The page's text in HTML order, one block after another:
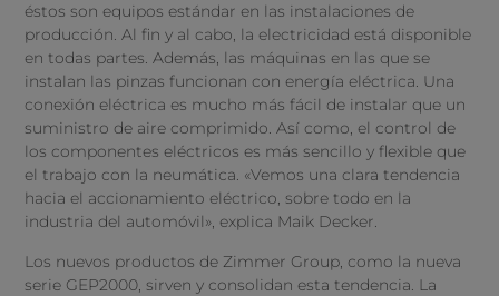
éstos son equipos estándar en las instalaciones de
producción. Al fin y al cabo, la electricidad está disponible
en todas partes. Además, las máquinas en las que se
instalan las pinzas funcionan con energía eléctrica. Una
conexión eléctrica es mucho más fácil de instalar que un
suministro de aire comprimido. Así como, el control de
los componentes eléctricos es más sencillo y flexible que
el trabajo con la neumática. «Vemos una clara tendencia
hacia el accionamiento eléctrico, sobre todo en la
industria del automóvil», explica Maik Decker.
Los nuevos productos de Zimmer Group, como la nueva
serie GEP2000, sirven y consolidan esta tendencia. La